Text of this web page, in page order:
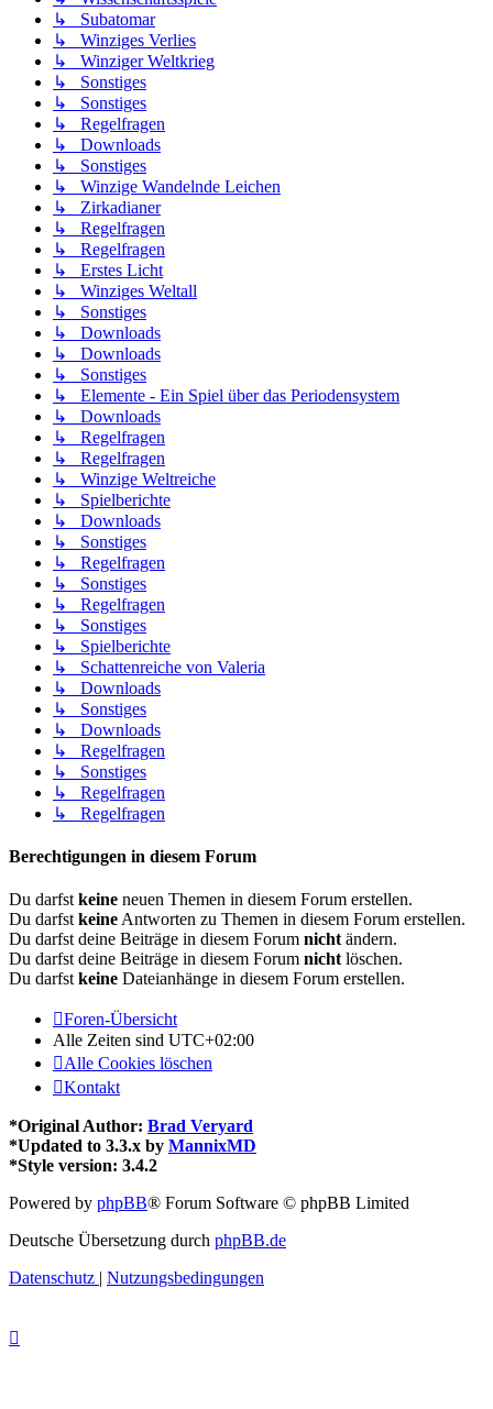
↳ Subatomar
↳ Winziges Verlies
↳ Winziger Weltkrieg
↳ Sonstiges
↳ Sonstiges
↳ Regelfragen
↳ Downloads
↳ Sonstiges
↳ Winzige Wandelnde Leichen
↳ Zirkadianer
↳ Regelfragen
↳ Regelfragen
↳ Erstes Licht
↳ Winziges Weltall
↳ Sonstiges
↳ Downloads
↳ Downloads
↳ Sonstiges
↳ Elemente - Ein Spiel über das Periodensystem
↳ Downloads
↳ Regelfragen
↳ Regelfragen
↳ Winzige Weltreiche
↳ Spielberichte
↳ Downloads
↳ Sonstiges
↳ Regelfragen
↳ Sonstiges
↳ Regelfragen
↳ Sonstiges
↳ Spielberichte
↳ Schattenreiche von Valeria
↳ Downloads
↳ Sonstiges
↳ Downloads
↳ Regelfragen
↳ Sonstiges
↳ Regelfragen
↳ Regelfragen
Berechtigungen in diesem Forum
Du darfstkeine neuen Themen in diesem Forum erstellen.
Du darfstkeineAntworten zu Themen in diesem Forum erstellen.
Du darfst deine Beiträge in diesem Forum nichtändern.
Du darfst deine Beiträge in diesem Forum nichtlöschen.
Du darfstkeine Dateianhänge in diesem Forum erstellen.
Foren-Übersicht
Alle Zeiten sind UTC+02:00
Alle Cookies löschen
Kontakt
*Original Author: Brad Veryard
*Updated to 3.3.x by MannixMD
*Style version: 3.4.2
Powered by phpBB® Forum Software © phpBB Limited
Deutsche Übersetzung durch phpBB.de
Datenschutz | Nutzungsbedingungen